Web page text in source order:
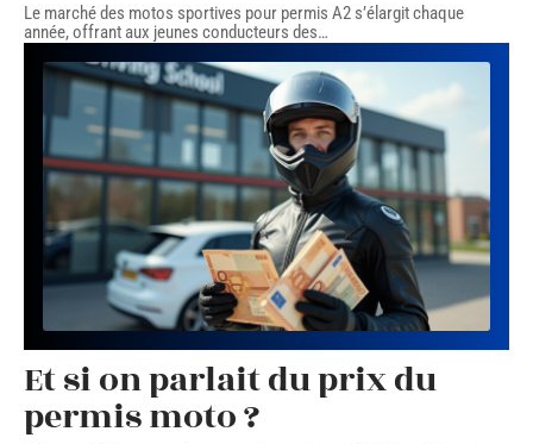
Le marché des motos sportives pour permis A2 s’élargit chaque
année, offrant aux jeunes conducteurs des…
Et si on parlait du prix du
permis moto ?